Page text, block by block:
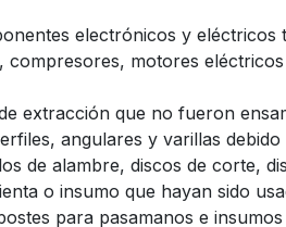
electrónicos y
compresores, motores
extracción que no fueron
angulares y varillas
de alambre, discos de corte,
o insumo que hayan sido
para pasamanos e